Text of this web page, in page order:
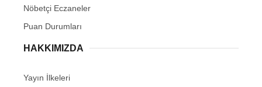
Nöbetçi Eczaneler
Puan Durumları
HAKKIMIZDA
Yayın İlkeleri